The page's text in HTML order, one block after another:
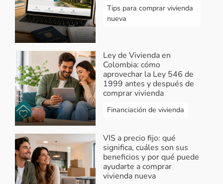
Tips para comprar vivienda
nueva
Ley de Vivienda en
Colombia: cómo
aprovechar la Ley 546 de
1999 antes y después de
comprar vivienda
Financiación de vivienda
VIS a precio fijo: qué
significa, cuáles son sus
beneficios y por qué puede
ayudarte a comprar
vivienda nueva